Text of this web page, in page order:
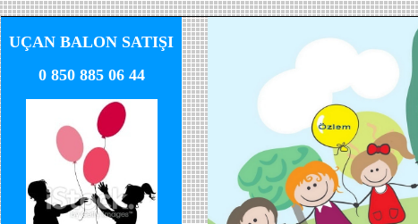
UÇAN BALON SATIŞI
0 850 885 06 44